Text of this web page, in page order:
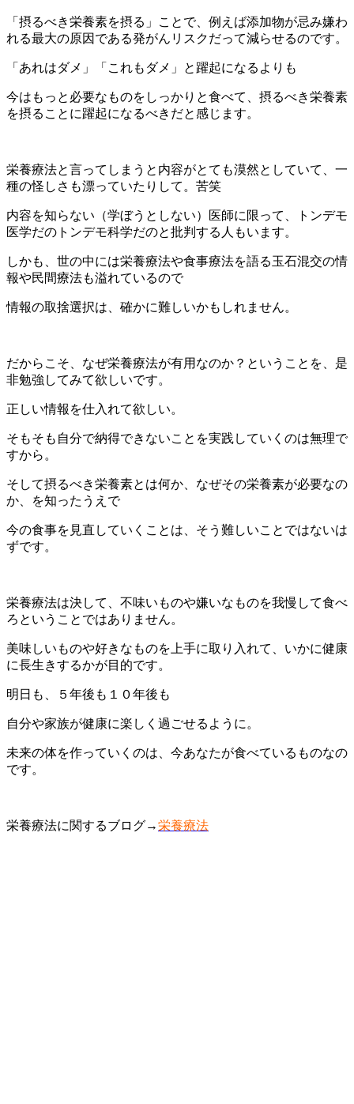
「摂るべき栄養素を摂る」ことで、例えば添加物が忌み嫌わ
れる最大の原因である発がんリスクだって減らせるのです。
「あれはダメ」「これもダメ」と躍起になるよりも
今はもっと必要なものをしっかりと食べて、摂るべき栄養素
を摂ることに躍起になるべきだと感じます。
栄養療法と言ってしまうと内容がとても漠然としていて、一
種の怪しさも漂っていたりして。苦笑
内容を知らない（学ぼうとしない）医師に限って、トンデモ
医学だのトンデモ科学だのと批判する人もいます。
しかも、世の中には栄養療法や食事療法を語る玉石混交の情
報や民間療法も溢れているので
情報の取捨選択は、確かに難しいかもしれません。
だからこそ、なぜ栄養療法が有用なのか？ということを、是
非勉強してみて欲しいです。
正しい情報を仕入れて欲しい。
そもそも自分で納得できないことを実践していくのは無理で
すから。
そして摂るべき栄養素とは何か、なぜその栄養素が必要なの
か、を知ったうえで
今の食事を見直していくことは、そう難しいことではないは
ずです。
栄養療法は決して、不味いものや嫌いなものを我慢して食べ
ろということではありません。
美味しいものや好きなものを上手に取り入れて、いかに健康
に長生きするかが目的です。
明日も、５年後も１０年後も
自分や家族が健康に楽しく過ごせるように。
未来の体を作っていくのは、今あなたが食べているものなの
です。
栄養療法に関するブログ→栄養療法